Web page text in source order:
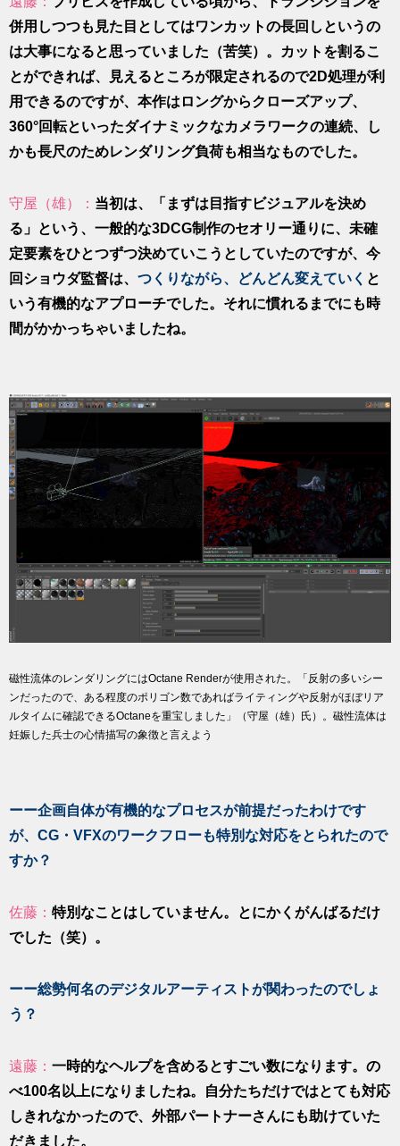
併用しつつも見た目としてはワンカットの長回しというの
は大事になると思っていました（苦笑）。カットを割るこ
とができれば、見えるところが限定されるので2D処理が利
用できるのですが、本作はロングからクローズアップ、
360°回転といったダイナミックなカメラワークの連続、し
かも長尺のためレンダリング負荷も相当なものでした。
守屋（雄）： 当初は、「まずは目指すビジュアルを決め
る」という、一般的な3DCG制作のセオリー通りに、未確
定要素をひとつずつ決めていこうとしていたのですが、今
回ショウダ監督は、 つくりながら、どんどん変えていく と
いう有機的なアプローチでした。それに慣れるまでにも時
間がかかっちゃいましたね。
磁性流体のレンダリングにはOctane Renderが使用された。「反射の多いシー
ンだったので、ある程度のポリゴン数であればライティングや反射がほぼリア
ルタイムに確認できるOctaneを重宝しました」（守屋（雄）氏）。磁性流体は
妊娠した兵士の心情描写の象徴と言えよう
ーー企画自体が有機的なプロセスが前提だったわけです
が、CG・VFXのワークフローも特別な対応をとられたので
すか？
佐藤： 特別なことはしていません。とにかくがんばるだけ
でした（笑）。
ーー総勢何名のデジタルアーティストが関わったのでしょ
う？
遠藤： 一時的なヘルプを含めるとすごい数になります。の
べ100名以上になりましたね。自分たちだけではとても対応
しきれなかったので、外部パートナーさんにも助けていた
だきました。